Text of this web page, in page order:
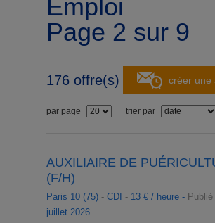
Emploi
Page 2 sur 9
176offre(s) créer une
par page trier par
AUXILIAIRE DE
(F/H)
Paris 10 (75)- CDI - 13 € / heure - Publié
juillet 2026